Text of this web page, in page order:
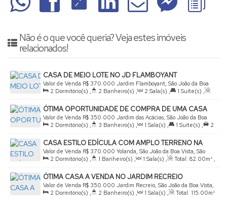
Não é o que você queria? Veja estes imóveis
relacionados!
CASA DE MEIO LOTE NO JD FLAMBOYANT
R$ 370.000
Valor de Venda
Jardim Flamboyant, São João da Boa
Vista, São Paulo, Brasil
2 Dormitório(s) , 2 Banheiro(s) , 2 Sala(s) , 1 Suíte(s) ,
Total: 122.00m² , 2 Vaga(s) , Útil: 122.00m² ,
Terreno:
125
.00m² , Frente: 5.00m Lado Esquerdo: 25.00m
ÓTIMA OPORTUNIDADE DE COMPRA DE UMA CASA
COM PREÇO EXCELENTE
R$ 350.000
Valor de Venda
Jardim das Acácias, São João da Boa
Vista, São Paulo, Brasil
2 Dormitório(s) , 3 Banheiro(s) , 1 Sala(s) , 1 Suíte(s) ,
2
Vaga(s) , Terreno: 300.00m²
CASA ESTILO EDÍCULA COM AMPLO TERRENO NA
FRENTE DO IMÓVEL
R$ 370.000
Valor de Venda
Yolanda, São João da Boa Vista, São
Paulo, Brasil
2 Dormitório(s) , 1 Banheiro(s) , 1 Sala(s) , Total: 82.00m² ,
2 Vaga(s) , Terreno: 386.00m²
ÓTIMA CASA A VENDA NO JARDIM RECREIO
R$ 350.000
Valor de Venda
Jardim Recreio, São João da Boa Vista,
São Paulo, Brasil
2 Dormitório(s) , 2 Banheiro(s) , 1 Sala(s) , Total: 115.00m²